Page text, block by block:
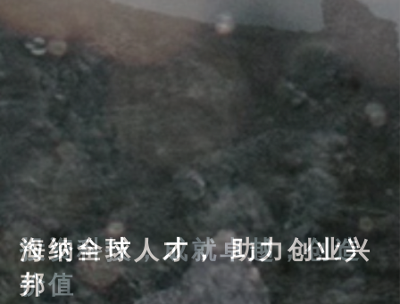
海纳全球人才， 助力创业兴
邦
投资科技，成就卓越，创造
价值